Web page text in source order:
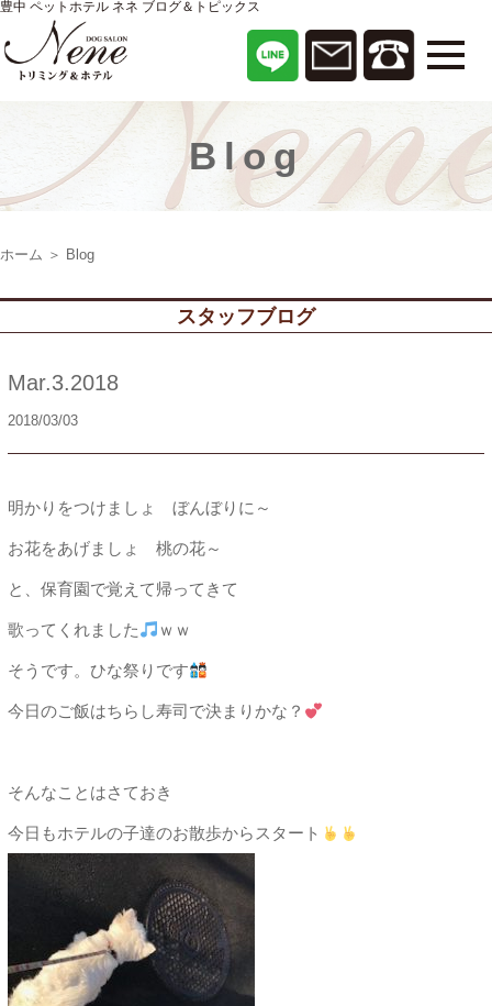
豊中 ペットホテル ネネ ブログ＆トピックス
Blog
ホーム ＞ Blog
スタッフブログ
Mar.3.2018
2018/03/03
明かりをつけましょ ぼんぼりに～
お花をあげましょ 桃の花～
と、保育園で覚えて帰ってきて
歌ってくれました ｗｗ
そうです。ひな祭りです
今日のご飯はちらし寿司で決まりかな？
そんなことはさておき
今日もホテルの子達のお散歩からスタート